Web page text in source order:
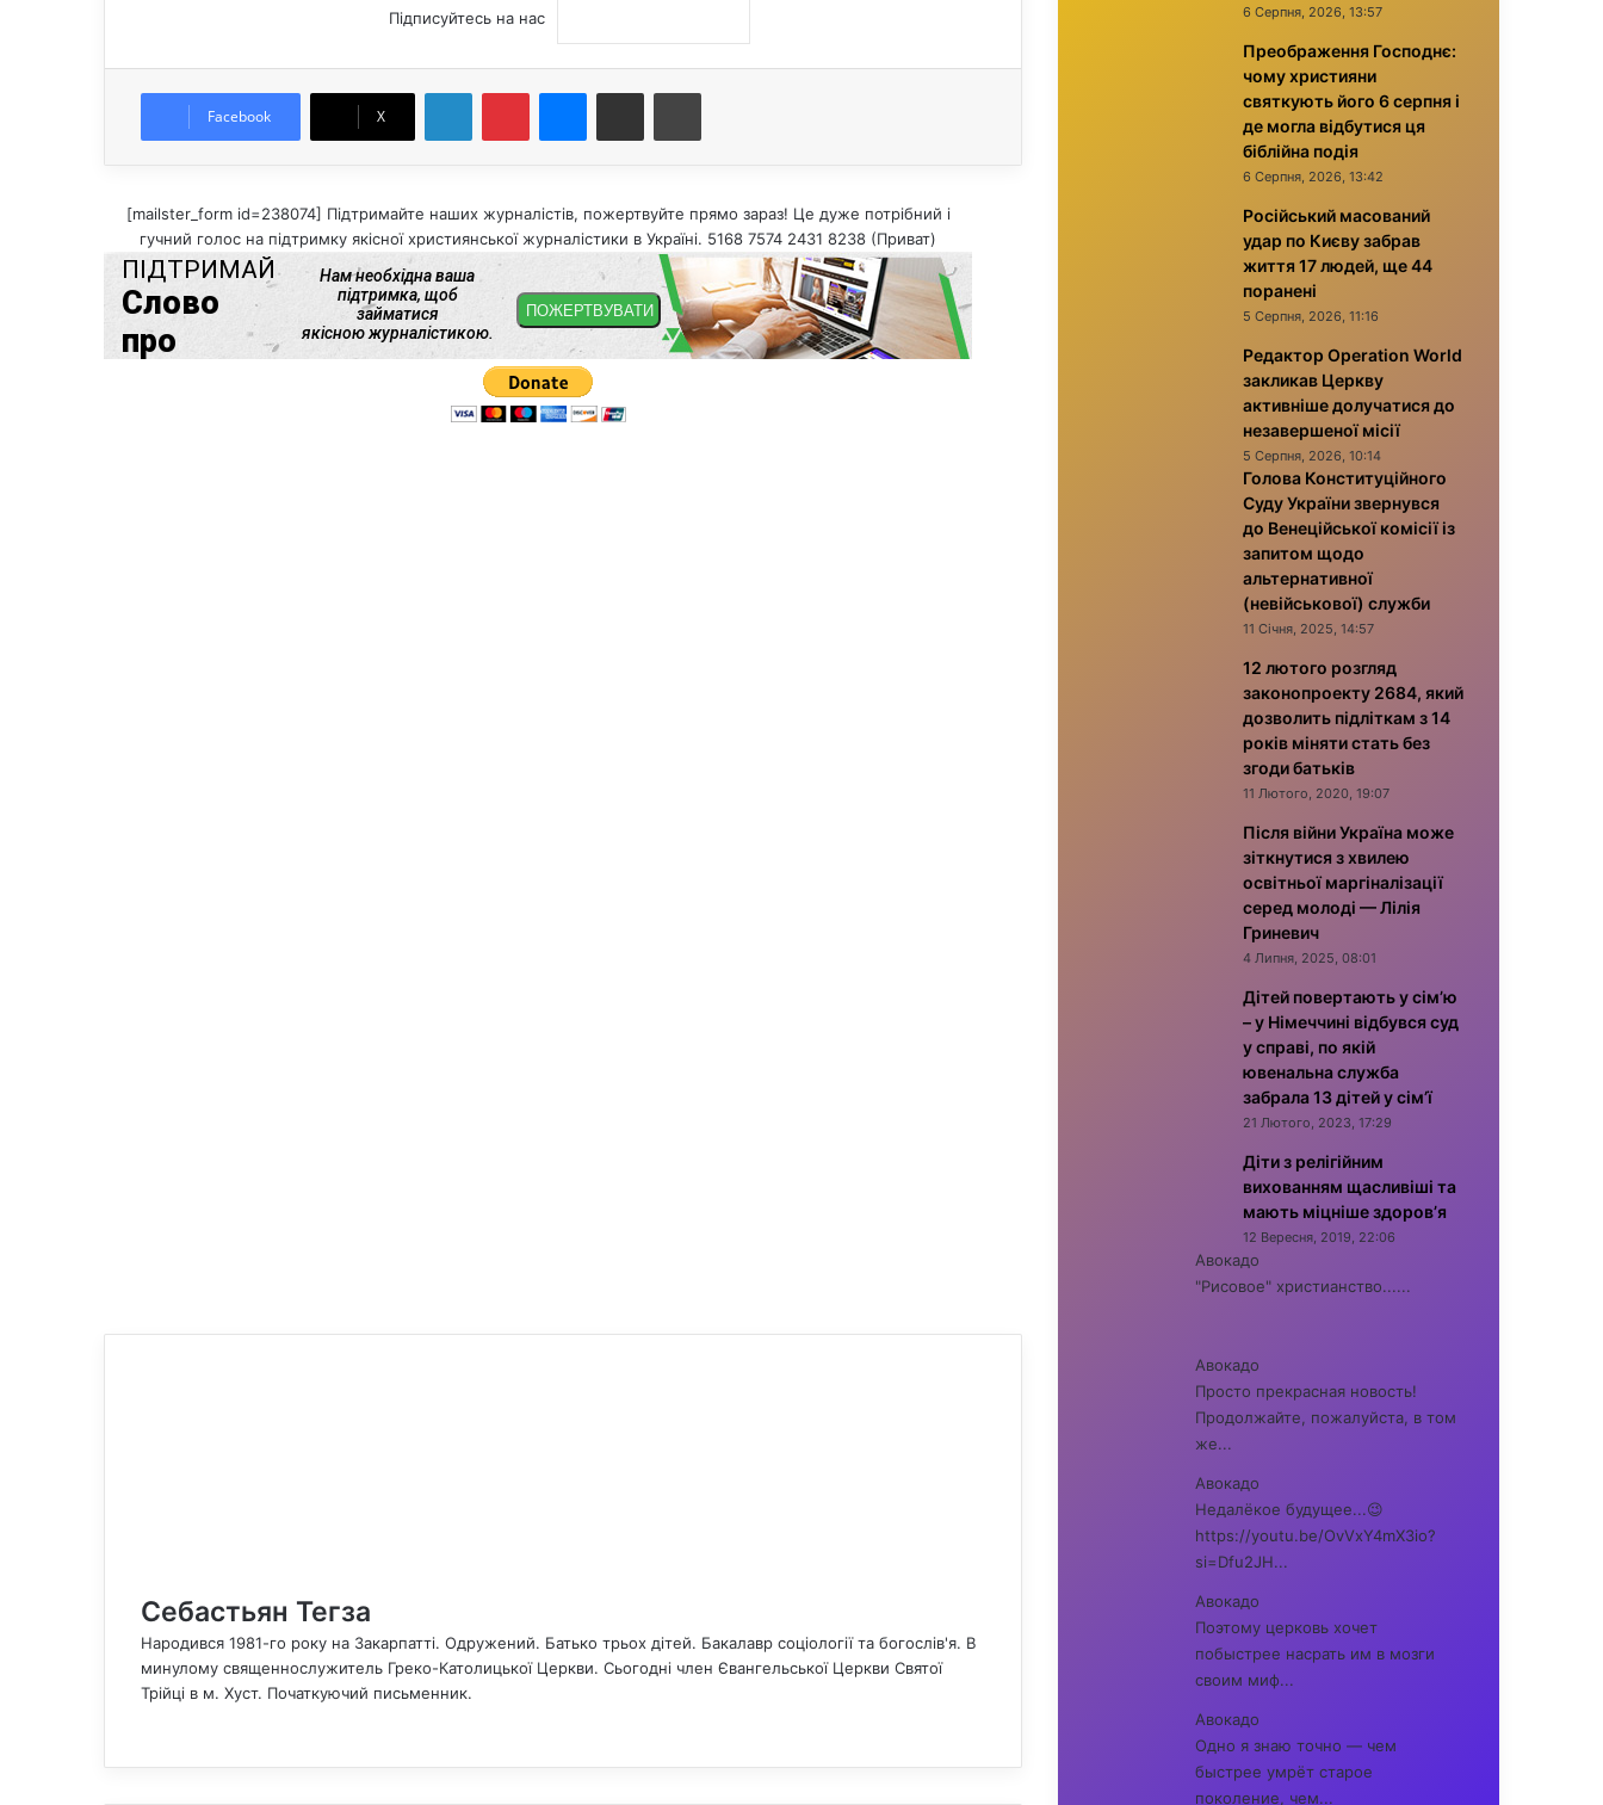
Підписуйтесь на нас
Facebook X
Поділитися електронною поштою
[mailster_form id=238074] Підтримайте наших журналістів, пожертвуйте прямо зараз! Це дуже потрібний і
гучний голос на підтримку якісної християнської журналістики в Україні. 5168 7574 2431 8238 (Приват)
Себастьян Тегза
Народився 1981-го року на Закарпатті. Одружений. Батько трьох дітей. Бакалавр соціології та богослів'я. В
минулому священнослужитель Греко-Католицької Церкви. Сьогодні член Євангельської Церкви Святої
Трійці в м. Хуст. Початкуючий письменник.
c
6 Серпня, 2026, 13:57
Преображення Господнє:
чому християни
святкують його 6 серпня і
де могла відбутися ця
біблійна подія
6 Серпня, 2026, 13:42
Російський масований
удар по Києву забрав
життя 17 людей, ще 44
поранені
5 Серпня, 2026, 11:16
Редактор Operation World
закликав Церкву
активніше долучатися до
незавершеної місії
5 Серпня, 2026, 10:14
Голова Конституційного
Суду України звернувся
до Венеційської комісії із
запитом щодо
альтернативної
(невійськової) служби
11 Січня, 2025, 14:57
12 лютого розгляд
законопроекту 2684, який
дозволить підліткам з 14
років міняти стать без
згоди батьків
11 Лютого, 2020, 19:07
Після війни Україна може
зіткнутися з хвилею
освітньої маргіналізації
серед молоді — Лілія
Гриневич
4 Липня, 2025, 08:01
Дітей повертають у сім’ю
– у Німеччині відбувся суд
у справі, по якій
ювенальна служба
забрала 13 дітей у сім’ї
21 Лютого, 2023, 17:29
Діти з релігійним
вихованням щасливіші та
мають міцніше здоров’я
12 Вересня, 2019, 22:06
Авокадо
"Рисовое" христианство......
Авокадо
Просто прекрасная новость!
Продолжайте, пожалуйста, в том
же...
Авокадо
Недалёкое будущее...😉
https://youtu.be/OvVxY4mX3io?
si=Dfu2JH...
Авокадо
Поэтому церковь хочет
побыстрее насрать им в мозги
своим миф...
Авокадо
Одно я знаю точно — чем
быстрее умрёт старое
поколение, чем...